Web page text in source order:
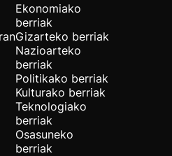
Ekonomiako
berriak
Gizarteko berriak
Nazioarteko
berriak
Politikako berriak
Kulturako berriak
Teknologiako
berriak
Osasuneko
berriak